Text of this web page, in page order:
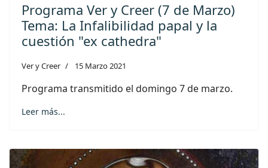
Programa Ver y Creer (7 de Marzo)
Tema: La Infalibilidad papal y la
cuestión "ex cathedra"
Ver y Creer 15 Marzo 2021
Programa transmitido el domingo 7 de marzo.
Leer más...